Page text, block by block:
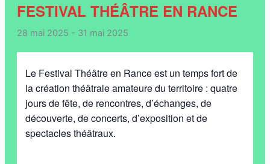
FESTIVAL THÉÂTRE EN RANCE
28 mai 2025 - 31 mai 2025
Le Festival Théâtre en Rance est un temps fort de
la création théâtrale amateure du territoire : quatre
jours de fête, de rencontres, d’échanges, de
découverte, de concerts, d’exposition et de
spectacles théâtraux.